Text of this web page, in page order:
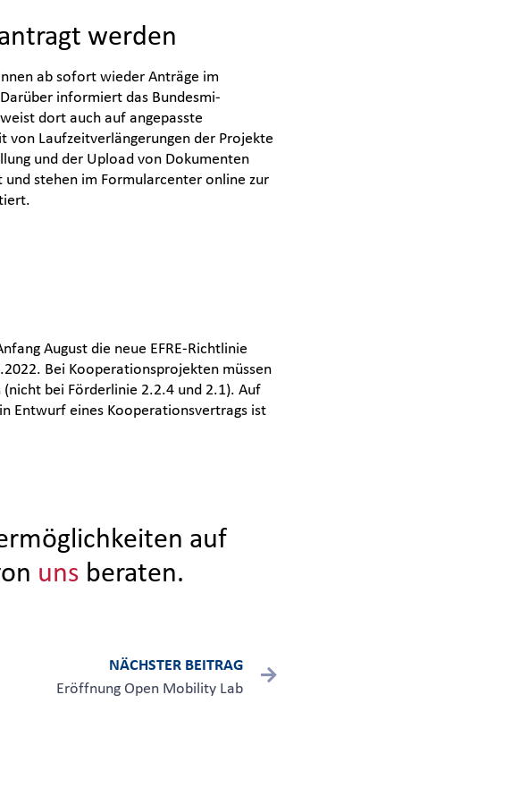
werden
ab sofort wieder Anträge im
informiert das Bundesmi-
dort auch auf angepasste
von Laufzeitverlängerungen der Projekte
und der Upload von Dokumenten
stehen im Formularcenter online zur
August die neue EFRE-Richtlinie
Bei Kooperationsprojekten müssen
bei Förderlinie 2.2.4 und 2.1). Auf
Entwurf eines Kooperationsvertrags ist
auf
uns beraten.
NÄCHSTER BEITRAG
Eröffnung Open Mobility Lab